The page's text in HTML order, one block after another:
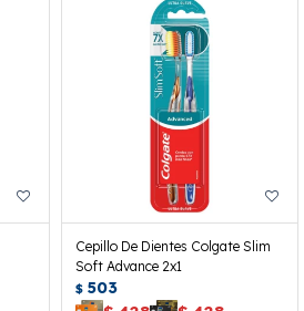
Cepillo De Dientes Colgate Slim
Soft Advance 2x1
$ 503